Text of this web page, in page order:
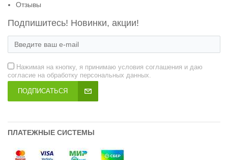
Отзывы
Подпишитесь! Новинки, акции!
Нажимая на кнопку, я принимаю условия соглашения и даю
согласие на обработку персональных данных.
ПОДПИСАТЬСЯ
ПЛАТЕЖНЫЕ СИСТЕМЫ